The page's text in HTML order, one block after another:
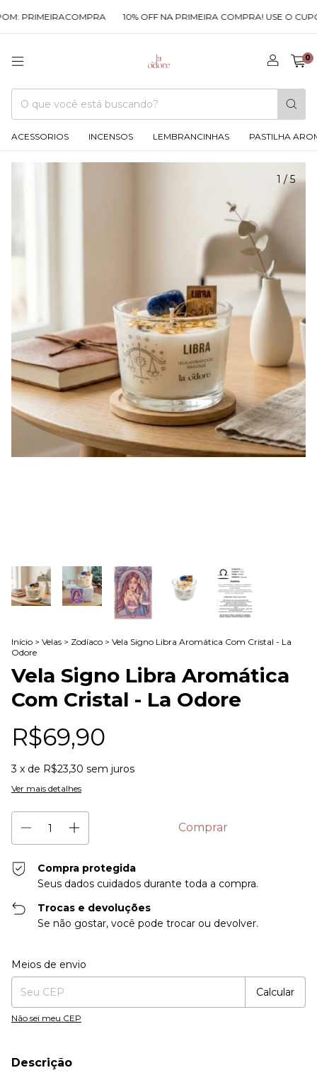
PRIMEIRACOMPRA 10% OFF NA PRIMEIRA COMPRA! USE O
0
ACESSORIOS INCENSOS LEMBRANCINHAS PASTILHA
1 /5
Início > Velas > Zodíaco > Vela Signo Libra Aromática Com Cristal - La
Odore
Vela Signo Libra Aromática
Com Cristal - La Odore
R$69,90
3 x de R$23,30 sem juros
Ver mais detalhes
Compra protegida
Seus dados cuidados durante toda a compra.
Trocas e devoluções
Se não gostar, você pode trocar ou devolver.
Entregas para o CEP:
Meios de envio
Calcular
Não sei meu CEP
Descrição